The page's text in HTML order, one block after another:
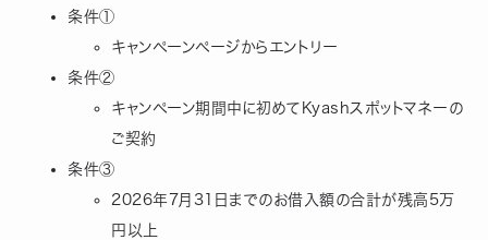
条件①
キャンペーンページからエントリー
条件②
キャンペーン期間中に初めてKyashスポットマネーの
ご契約
条件③
2026年7月31日までのお借入額の合計が残高5万
円以上